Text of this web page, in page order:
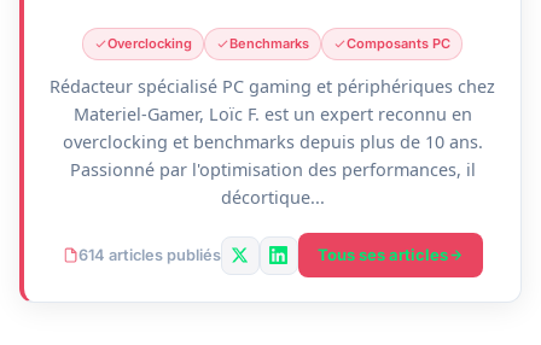
Overclocking Benchmarks Composants PC
Rédacteur spécialisé PC gaming et périphériques chez
Materiel-Gamer, Loïc F. est un expert reconnu en
overclocking et benchmarks depuis plus de 10 ans.
Passionné par l'optimisation des performances, il
décortique...
614 articles publiés Tous ses articles